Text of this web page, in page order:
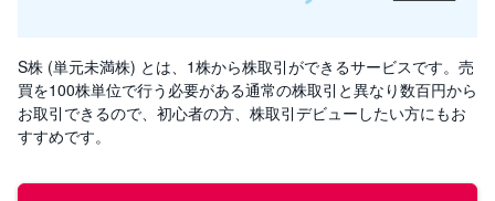
投
資
信
託
券
S株 (単元未満株) とは、1株から株取引ができるサービスです。売
買を100株単位で行う必要がある通常の株取引と異なり数百円から
お取引できるので、初心者の方、株取引デビューしたい方にもお
すすめです。